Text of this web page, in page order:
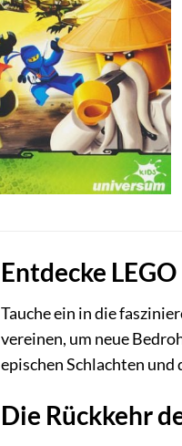
Entdecke
Tauche ein in die
vereinen, um neue
epischen Schlachten
Die Rückkehr